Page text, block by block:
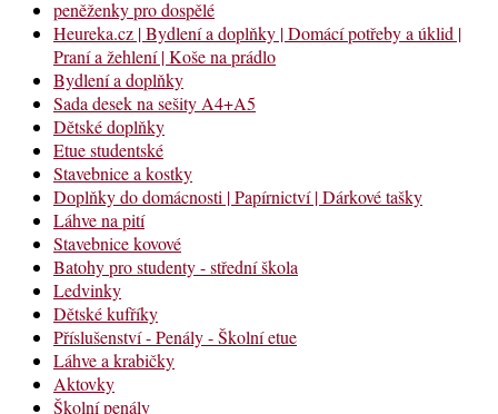
peněženky pro dospělé
Heureka.cz | Bydlení a doplňky | Domácí potřeby a úklid |
Praní a žehlení | Koše na prádlo
Bydlení a doplňky
Sada desek na sešity A4+A5
Dětské doplňky
Etue studentské
Stavebnice a kostky
Doplňky do domácnosti | Papírnictví | Dárkové tašky
Láhve na pití
Stavebnice kovové
Batohy pro studenty - střední škola
Ledvinky
Dětské kufříky
Příslušenství - Penály - Školní etue
Láhve a krabičky
Aktovky
Školní penály